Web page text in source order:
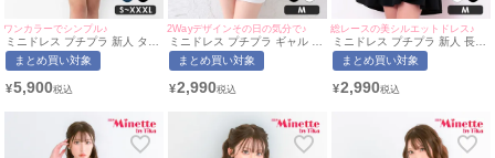
ワンカラーでシンプル♪
ミニドレス プチプラ 新人 タイ
ト 長袖 ワンピース 低身長 谷
間 スナック 同伴 ブラック キ
XXXLサイズ対応) | myMinette/
まとめ買い対象
¥5,900
2Wayデザインその日の気分で♪
ミニドレス プチプラ ギャル タ
イト ジップ オフショル セクシ
ー ノースリーブ ラウンジ 低身
袖 白 キャバドレス (せいせい
myMinette/マイミネット
まとめ買い対象
¥2,990
総レースの美シルエットドレス♪
ミニドレス プチプラ 新人 長袖
ワンピース フレア レース 低身
長 背中魅せ 黒 キャバドレス
myMinette/マイミネット
まとめ買い対象
¥2,990